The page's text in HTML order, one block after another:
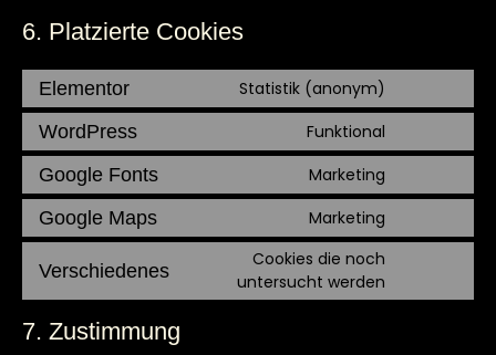
6. Platzierte Cookies
Elementor
Statistik (anonym)
WordPress
Funktional
Google Fonts
Marketing
Google Maps
Marketing
Verschiedenes
Cookies die noch
untersucht werden
7. Zustimmung